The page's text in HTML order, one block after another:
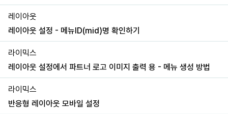
레이아웃
레이아웃 설정 - 메뉴ID(mid)명 확인하기
라이믹스
레이아웃 설정에서 파트너 로고 이미지 출력 용 - 메뉴 생성 방법
라이믹스
반응형 레이아웃 모바일 설정